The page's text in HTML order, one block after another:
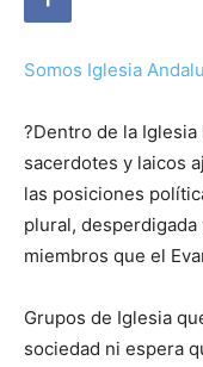
Somos Iglesia
?Dentro de la
sacerdotes y laicos
las posiciones
plural,
miembros que el
Grupos de Iglesia
sociedad ni espera